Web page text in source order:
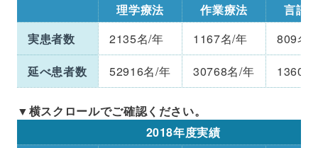
理学療法
作業療法
言語
実患者数
2135名/年 1167名/年
809名/
延べ患者数
52916名/年 30768名/年 13609
2018年度実績